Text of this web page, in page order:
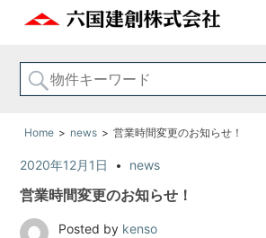
国
建
株
式
会
社
川
横
の
動
産
住
Home news 営業時間変更のお知らせ！
2020年12月1日 news
営業時間変更のお知らせ！
Posted by kenso